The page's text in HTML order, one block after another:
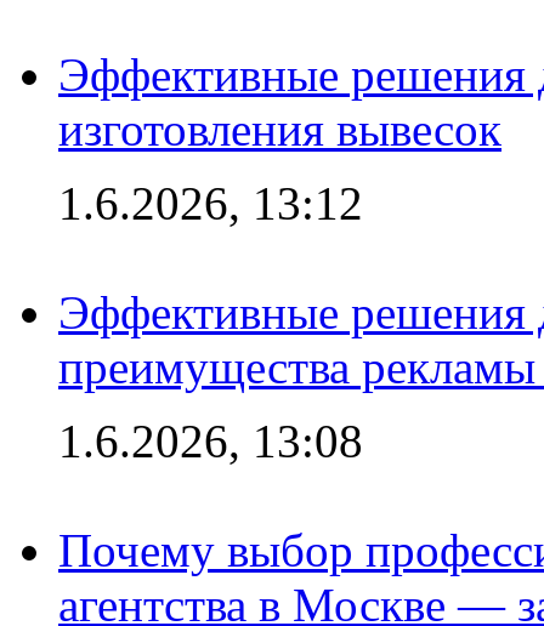
Эффективные решения
изготовления вывесок
1.6.2026, 13:12
Эффективные решения
преимущества рекламы
1.6.2026, 13:08
Почему выбор
агентства в Москве —